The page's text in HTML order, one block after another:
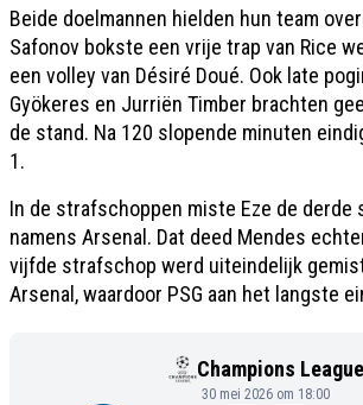
Beide doelmannen hielden hun team
Safonov bokste een vrije trap van Rice
een volley van Désiré Doué. Ook late
Gyökeres en Jurriën Timber brachten
de stand. Na 120 slopende minuten
1.
In de strafschoppen miste Eze de derde
namens Arsenal. Dat deed Mendes
vijfde strafschop werd uiteindelijk
Arsenal, waardoor PSG aan het langste
Champions League
30 mei 2026 om 18:00